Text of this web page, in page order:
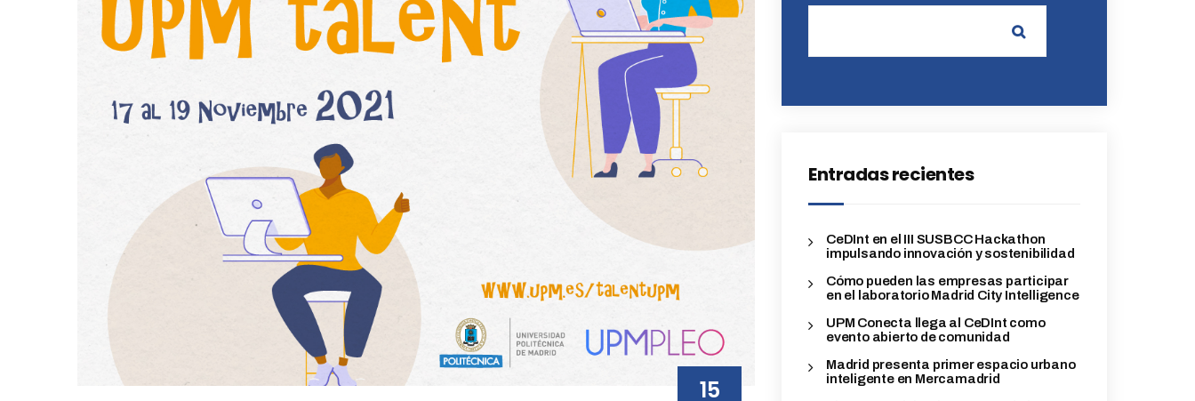
15
Entradas recientes
CeDInt en el III SUSBCC Hackathon
impulsando innovación y sostenibilidad
Cómo pueden las empresas participar
en el laboratorio Madrid City Intelligence
UPM Conecta llega al CeDInt como
evento abierto de comunidad
Madrid presenta primer espacio urbano
inteligente en Mercamadrid